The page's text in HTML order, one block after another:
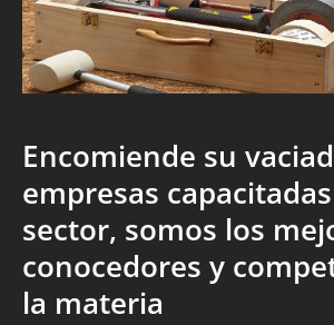
Encomiende su
empresas
sector, somos los
conocedores y
la materia